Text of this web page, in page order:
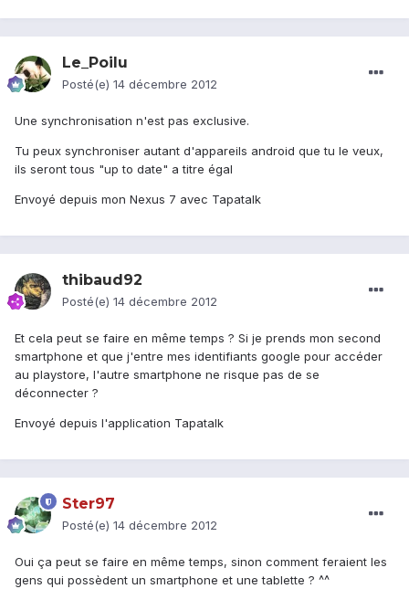
Le_Poilu
Posté(e) 14 décembre 2012
Une synchronisation n'est pas exclusive.
Tu peux synchroniser autant d'appareils android que tu le veux,
ils seront tous "up to date" a titre égal
Envoyé depuis mon Nexus 7 avec Tapatalk
thibaud92
Posté(e) 14 décembre 2012
Et cela peut se faire en même temps ? Si je prends mon second
smartphone et que j'entre mes identifiants google pour accéder
au playstore, l'autre smartphone ne risque pas de se
déconnecter ?
Envoyé depuis l'application Tapatalk
Ster97
Posté(e) 14 décembre 2012
Oui ça peut se faire en même temps, sinon comment feraient les
gens qui possèdent un smartphone et une tablette ? ^^